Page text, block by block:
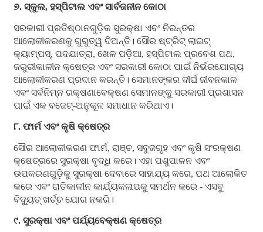
୭. ସ୍କୁଲ, ହସ୍ପିଟାଲ ଏବଂ ସାର୍ବଜନୀନ କୋଠା
ସରକାରୀ ପ୍ରତିଷ୍ଠାନଗୁଡ଼ିକ ସୁରକ୍ଷା ଏବଂ ନିରନ୍ତର
ଆଲୋକୀକରଣକୁ ଗୁରୁତ୍ୱ ଦିଅନ୍ତି। ସୌର ଷ୍ଟ୍ରିଟ୍ ଲାଇଟ୍
କ୍ୟାମ୍ପସ୍, ପଦଯାତ୍ରା, ଖେଳ ପଡ଼ିଆ, ହସ୍ପିଟାଲ ପ୍ରବେଶ ପଥ,
ଜରୁରୀକାଳୀନ କ୍ଷେତ୍ର ଏବଂ ସରକାରୀ କୋଠା ପାଇଁ ନିର୍ଭରଯୋଗ୍ୟ
ଆଲୋକୀକରଣ ପ୍ରଦାନ କରନ୍ତି। ସେମାନଙ୍କର ଦୀର୍ଘ ଜୀବନକାଳ
ଏବଂ ସର୍ବନିମ୍ନ ରକ୍ଷଣାବେକ୍ଷଣ ସେମାନଙ୍କୁ ସରକାରୀ ପ୍ରଶାସନ
ପାଇଁ ଏକ ବଜେଟ୍-ଅନୁକୂଳ ସମାଧାନ କରିଥାଏ।
୮. ଫାର୍ମ ଏବଂ କୃଷି କ୍ଷେତ୍ର
ସୌର ଆଲୋକୀକରଣ ଫାର୍ମ, ରାଞ୍ଚ, ସବୁଜଗୃହ ଏବଂ କୃଷି ସଂରକ୍ଷଣ
କ୍ଷେତ୍ରରେ ସୁରକ୍ଷା ବୃଦ୍ଧି କରେ। ଏହା ପଶୁପାଳନ ଏବଂ
ଉପକରଣଗୁଡ଼ିକୁ ସୁରକ୍ଷା ଦେବାରେ ସାହାଯ୍ୟ କରେ, ପଥ ଆଲୋକିତ
କରେ ଏବଂ ରାତିକାଳୀନ କାର୍ଯ୍ୟକଳାପକୁ ସମର୍ଥନ କରେ - ଏସବୁ
ବିଦ୍ୟୁତ୍ ଖର୍ଚ୍ଚ ଯୋଗ ନକରି।
୯. ସୁରକ୍ଷା ଏବଂ ପର୍ଯ୍ୟବେକ୍ଷଣ କ୍ଷେତ୍ର